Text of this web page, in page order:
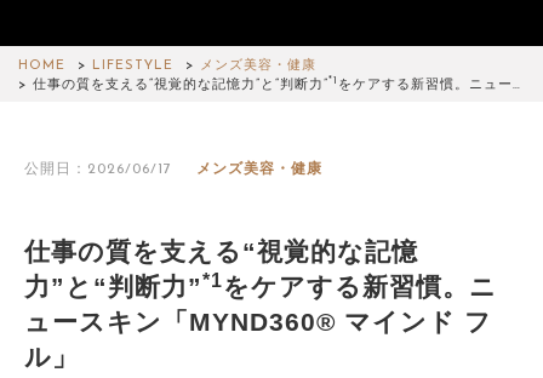
HOME LIFESTYLE
メンズ美容・健康
仕事の質を支える“視覚的な記憶力”と“判断力”
*1 をケアする新習慣。ニュー…
公開日：2026/06/17 メンズ美容・健康
仕事の質を支える“視覚的な記憶
力”と“判断力”*1をケアする新習慣。ニ
ュースキン「MYND360® マインド フ
ル」